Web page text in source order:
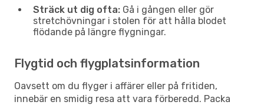
Sträck ut dig ofta: Gå i gången eller gör
stretchövningar i stolen för att hålla blodet
flödande på längre flygningar.
Flygtid och flygplatsinformation
Oavsett om du flyger i affärer eller på fritiden,
innebär en smidig resa att vara förberedd. Packa